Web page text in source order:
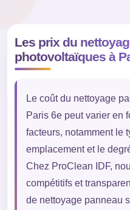
Les prix du
photovoltaïques à
Le coût du nettoyage
Paris 6e peut varier en
facteurs, notamment le
emplacement et le
Chez ProClean IDF,
compétitifs et
de nettoyage panneau